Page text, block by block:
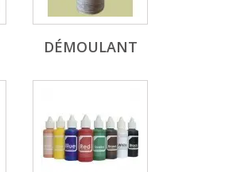
DÉMOULANT